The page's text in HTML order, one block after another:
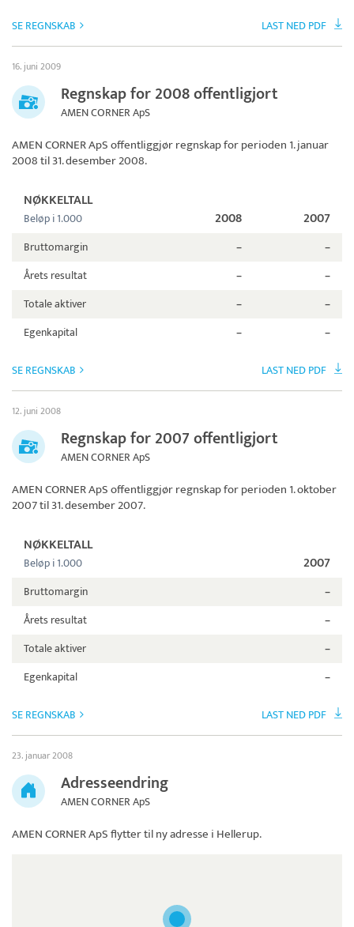
SE REGNSKAB LAST NED PDF
16. juni 2009
Regnskap for 2008 offentligjort
AMEN CORNER ApS
AMEN CORNER ApSoffentliggjør regnskap for perioden 1. januar
2008 til 31. desember 2008.
NØKKELTALL
Beløp i 1.000 2008 2007
Bruttomargin –
–
Årets resultat
–
–
Totale aktiver
–
–
Egenkapital
– –
SE REGNSKAB LAST NED PDF
12. juni 2008
Regnskap for 2007 offentligjort
AMEN CORNER ApS
AMEN CORNER ApSoffentliggjør regnskap for perioden 1. oktober
2007 til 31. desember 2007.
NØKKELTALL
Beløp i 1.000 2007
Bruttomargin
–
Årets resultat
–
Totale aktiver
–
Egenkapital
–
SE REGNSKAB LAST NED PDF
23. januar 2008
Adresseendring
AMEN CORNER ApS
AMEN CORNER ApSflytter til ny adresse i Hellerup.